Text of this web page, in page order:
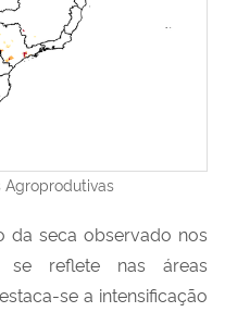
Agroprodutivas
da seca observado nos
se reflete nas áreas
se a intensificação